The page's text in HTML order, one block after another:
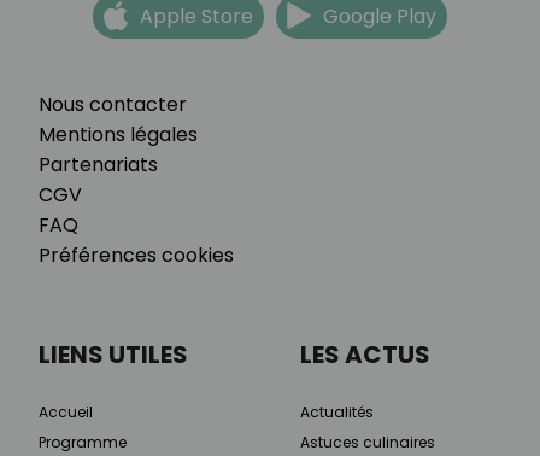
Nous contacter
Mentions légales
Partenariats
CGV
FAQ
Préférences cookies
Apple Store Google Play
LIENS UTILES
Accueil
Programme
LES ACTUS
Actualités
Astuces culinaires